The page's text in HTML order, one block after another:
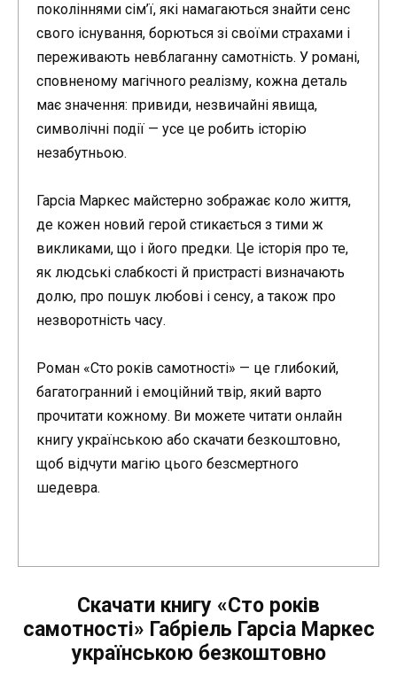
поколіннями сім’ї, які намагаються знайти сенс
свого існування, борються зі своїми страхами і
переживають невблаганну самотність. У романі,
сповненому магічного реалізму, кожна деталь
має значення: привиди, незвичайні явища,
символічні події — усе це робить історію
незабутньою.
Гарсіа Маркес майстерно зображає коло життя,
де кожен новий герой стикається з тими ж
викликами, що і його предки. Це історія про те,
як людські слабкості й пристрасті визначають
долю, про пошук любові і сенсу, а також про
незворотність часу.
Роман «Сто років самотності» — це глибокий,
багатогранний і емоційний твір, який варто
прочитати кожному. Ви можете читати онлайн
книгу українською або скачати безкоштовно,
щоб відчути магію цього безсмертного
шедевра.
Скачати книгу «Сто років
самотності» Габріель Гарсіа Маркес
українською безкоштовно